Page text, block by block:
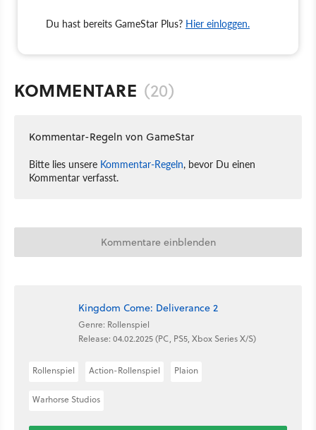
Du hast bereits GameStar Plus? Hier einloggen.
KOMMENTARE (20)
Kommentar-Regeln von GameStar
Bitte lies unsere Kommentar-Regeln, bevor Du einen
Kommentar verfasst.
Kommentare einblenden
Kingdom Come: Deliverance 2
Genre: Rollenspiel
Release: 04.02.2025 (PC, PS5, Xbox Series X/S)
Rollenspiel Action-Rollenspiel Plaion
Warhorse Studios